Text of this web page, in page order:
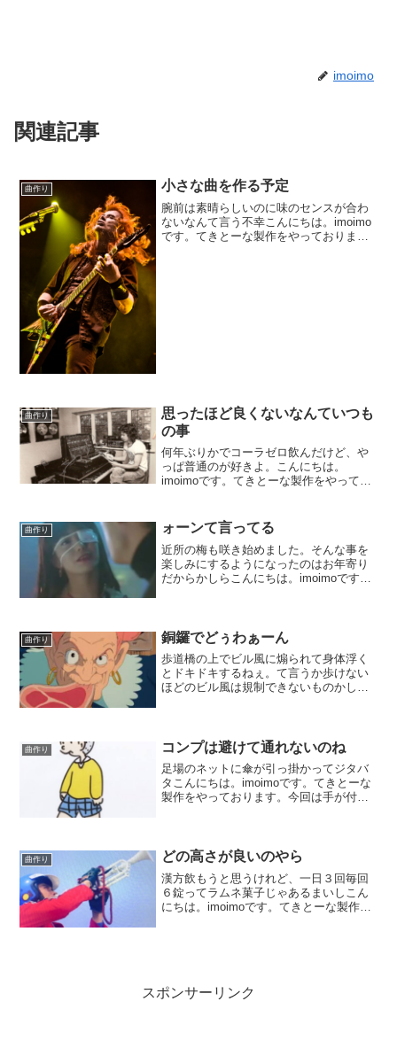
imoimo
関連記事
曲作り 小さな曲を作る予定
腕前は素晴らしいのに味のセンスが合わ
ないなんて言う不幸こんにちは。imoimo
です。てきとーな製作をやっておりま
曲作り
思ったほど良くないなんていつも
の事
何年ぶりかでコーラゼロ飲んだけど、や
っぱ普通のが好きよ。こんにちは。
imoimoです。てきとーな製作をやってお
すところあと２つとなりました。ピアノ
とハモンドね。既に、入...
曲作り ォーンて言ってる
近所の梅も咲き始めました。そんな事を
楽しみにするようになったのはお年寄り
だからかしらこんにちは。imoimoです。
のでして。手抜きで行...
曲作り 銅鑼でどぅわぁーん
歩道橋の上でビル風に煽られて身体浮く
とドキドキするねぇ。て言うか歩けない
ほどのビル風は規制できないものかし
しようかと言うもので...
曲作り コンプは避けて通れないのね
足場のネットに傘が引っ掛かってジタバ
タこんにちは。imoimoです。てきとーな
製作をやっております。今回は手が付け
りだと、気持ちとは...
曲作り どの高さが良いのやら
漢方飲もうと思うけれど、一日３回毎回
６錠ってラムネ菓子じゃあるまいしこん
にちは。imoimoです。てきとーな製作を
スポンサーリンク